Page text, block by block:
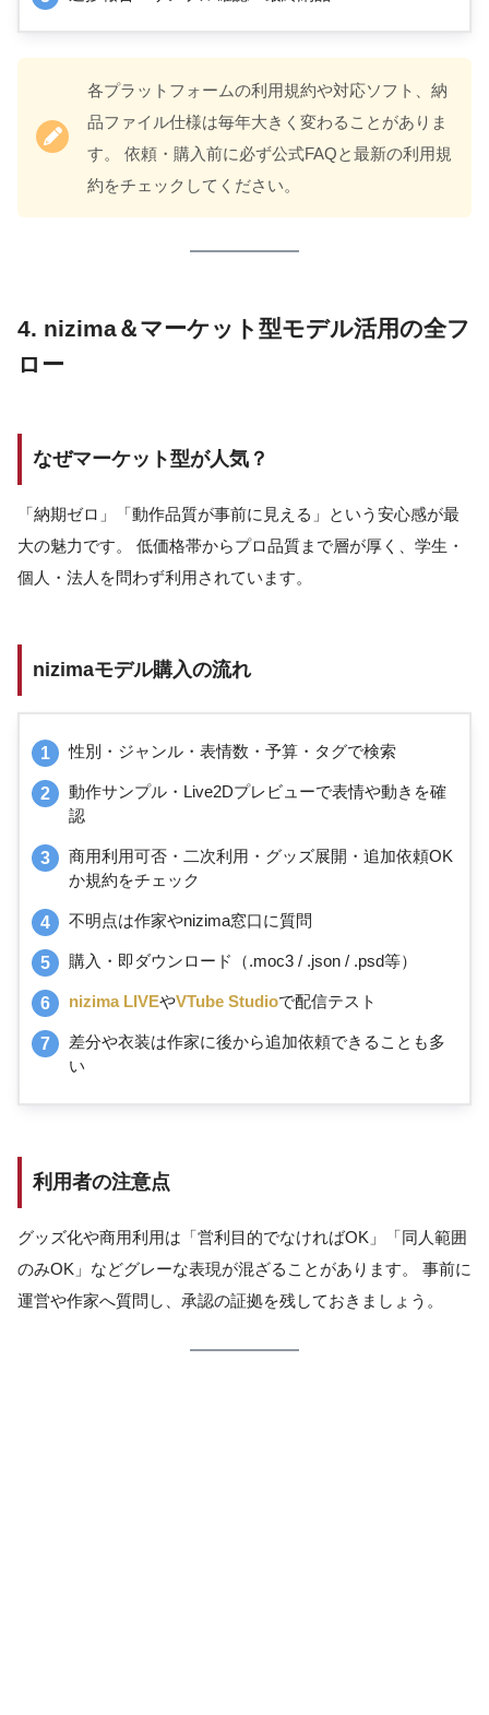
各プラットフォームの利用規約や対応ソフト、納
品ファイル仕様は毎年大きく変わることがありま
す。 依頼・購入前に必ず公式FAQと最新の利用規
約をチェックしてください。
4. nizima＆マーケット型モデル活用の全フ
ロー
なぜマーケット型が人気？
「納期ゼロ」「動作品質が事前に見える」という安心感が最
大の魅力です。 低価格帯からプロ品質まで層が厚く、学生・
個人・法人を問わず利用されています。
nizimaモデル購入の流れ
性別・ジャンル・表情数・予算・タグで検索
動作サンプル・Live2Dプレビューで表情や動きを確
認
商用利用可否・二次利用・グッズ展開・追加依頼OK
か規約をチェック
不明点は作家やnizima窓口に質問
購入・即ダウンロード（.moc3 / .json / .psd等）
nizima LIVEやVTube Studioで配信テスト
差分や衣装は作家に後から追加依頼できることも多
い
利用者の注意点
グッズ化や商用利用は「営利目的でなければOK」「同人範囲
のみOK」などグレーな表現が混ざることがあります。 事前に
運営や作家へ質問し、承認の証拠を残しておきましょう。